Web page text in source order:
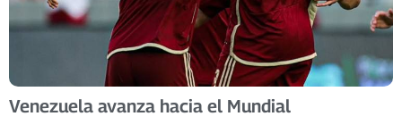
Venezuela avanza hacia el Mundial